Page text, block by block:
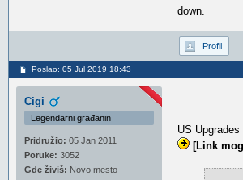
down.
Profil
Poslao: 05 Jul 2019 18:43
Cigi
Legendarni građanin
Pridružio: 05 Jan 2011
Poruke: 3052
Gde živiš: Novo mesto
US
[Link